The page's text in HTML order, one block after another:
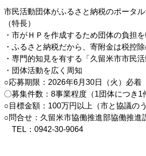
市民活動団体がふるさと納税のポータ
（特長）
・市がＨＰを作成するため団体の負担
・ふるさと納税だから、寄附金は税控
・専門的知見を有する「久留米市市民
・団体活動を広く周知
○応募期限：2026年6月30日（火）必着
〇募集件数：8事業程度（1団体につき1
○目標金額：100万円以上（市と協議のう
○問合せ：久留米市協働推進部協働推進
TEL：0942-30-9064